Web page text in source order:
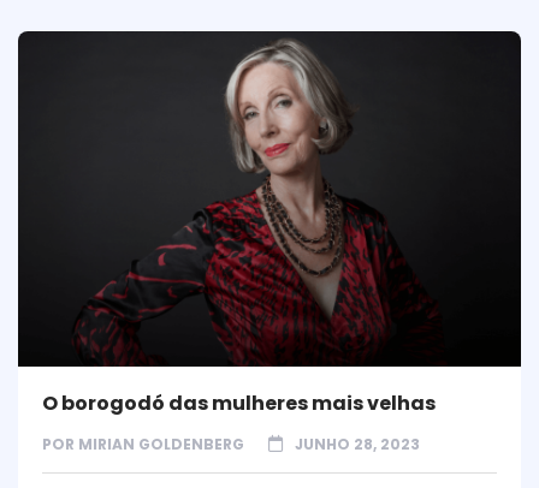
O borogodó das mulheres mais velhas
POR MIRIAN GOLDENBERG JUNHO 28, 2023